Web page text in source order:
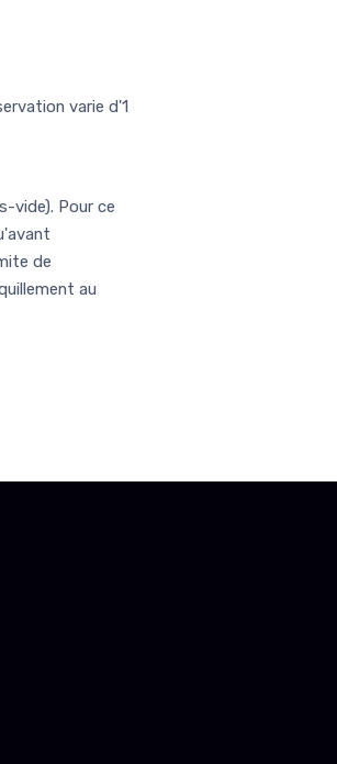
varie d'1
vide). Pour ce
de
au